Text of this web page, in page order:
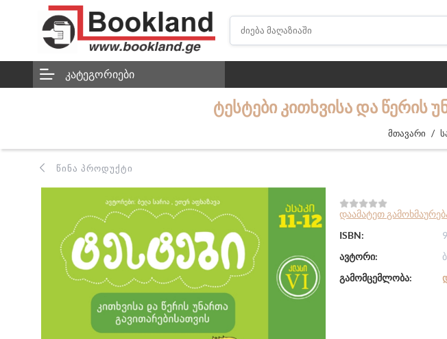
ᲙᲐᲢᲔᲒᲝᲠᲘᲔᲑᲘ
ᲢᲔᲡᲢᲔᲑᲘ ᲙᲘᲗᲮᲕᲘᲡᲐ ᲓᲐ ᲬᲔᲠᲘᲡ
მთავარი /
ᲬᲘᲜᲐ ᲞᲠᲝᲓᲣᲥᲢᲘ
დაამატეთ
ISBN:
ავტორი:
გამომცემლობა: